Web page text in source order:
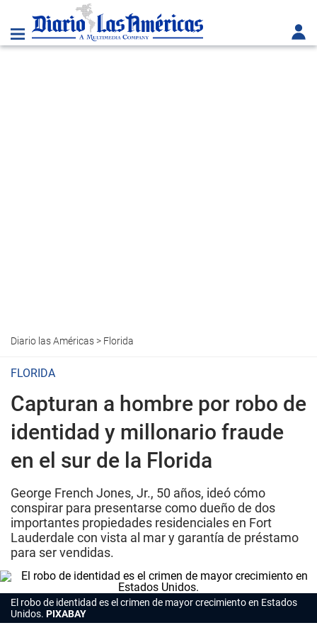
Diario las Américas> Florida
FLORIDA
Capturan a hombre por robo de
identidad y millonario fraude
en el sur de la Florida
George French Jones, Jr., 50 años, ideó cómo
conspirar para presentarse como dueño de dos
importantes propiedades residenciales en Fort
Lauderdale con vista al mar y garantía de préstamo
para ser vendidas.
El robo de identidad es el crimen de mayor crecimiento en Estados
Unidos. PIXABAY